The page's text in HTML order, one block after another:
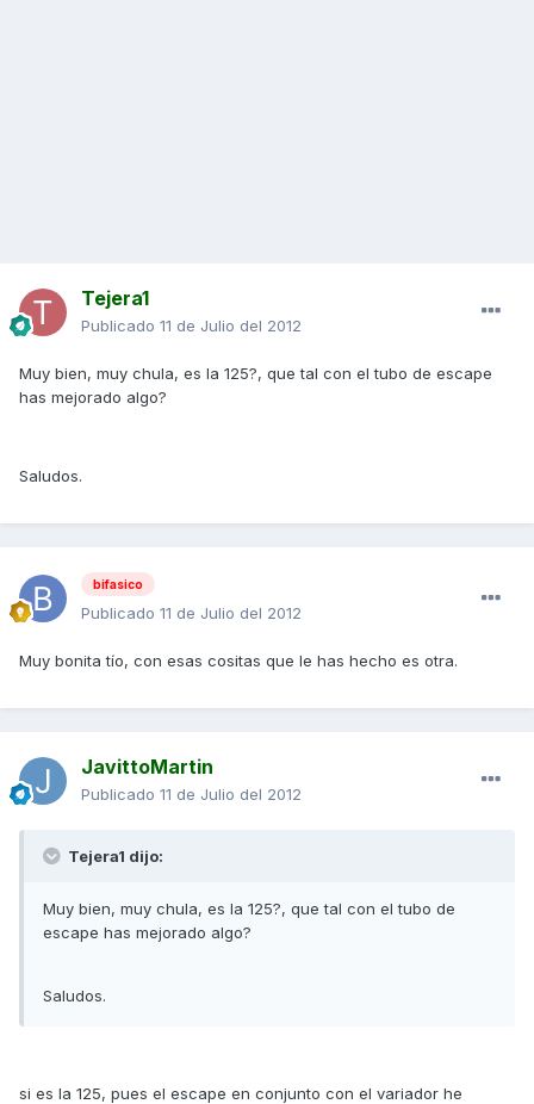
Tejera1
Publicado 11 de Julio del 2012
Muy bien, muy chula, es la 125?, que tal con el tubo de escape
has mejorado algo?
Saludos.
bifasico
Publicado 11 de Julio del 2012
Muy bonita tío, con esas cositas que le has hecho es otra.
JavittoMartin
Publicado 11 de Julio del 2012
Tejera1 dijo:
Muy bien, muy chula, es la 125?, que tal con el tubo de
escape has mejorado algo?
Saludos.
si es la 125, pues el escape en conjunto con el variador he